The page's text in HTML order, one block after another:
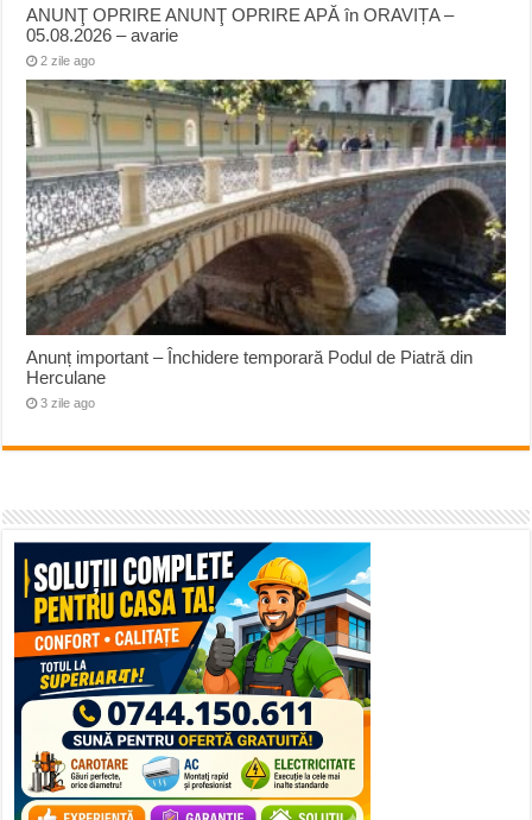
ANUNŢ OPRIRE ANUNŢ OPRIRE APĂ în ORAVIȚA –
05.08.2026 – avarie
2 zile ago
Anunț important – Închidere temporară Podul de Piatră din
Herculane
3 zile ago